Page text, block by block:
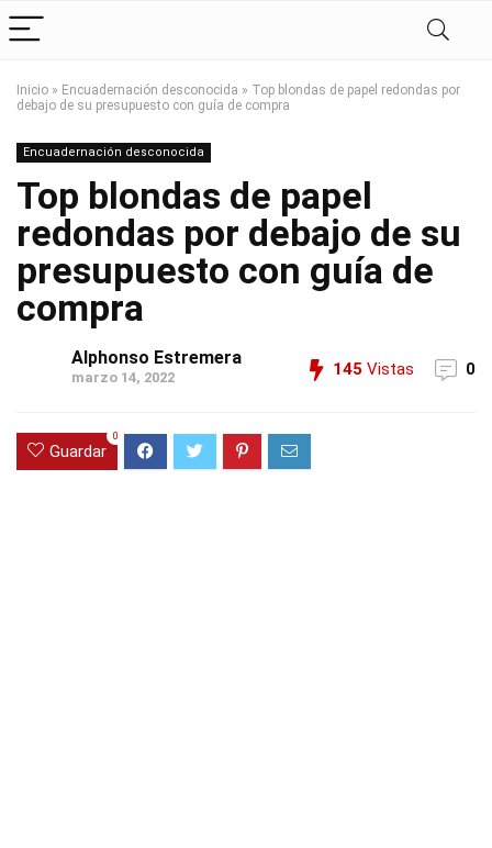
Inicio » Encuadernación desconocida » Top blondas de papel redondas por
debajo de su presupuesto con guía de compra
Encuadernación desconocida
Top blondas de papel
redondas por debajo de su
presupuesto con guía de
compra
Alphonso Estremera
marzo 14, 2022 145 Vistas 0
Guardar
0